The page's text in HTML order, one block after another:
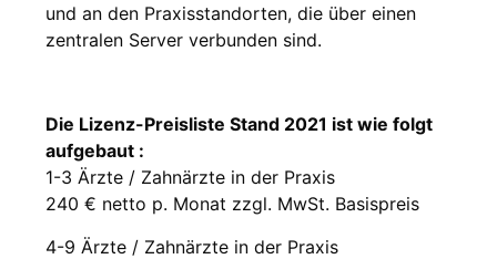
und an den Praxisstandorten, die über einen
zentralen Server verbunden sind.
Die Lizenz-Preisliste Stand 2021 ist wie folgt
aufgebaut :
1-3 Ärzte / Zahnärzte in der Praxis
240 € netto p. Monat zzgl. MwSt. Basispreis
4-9 Ärzte / Zahnärzte in der Praxis